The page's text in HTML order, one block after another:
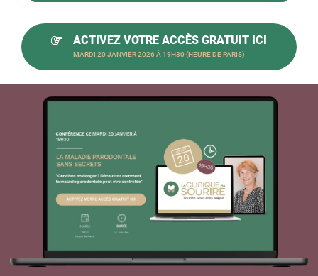
ACTIVEZ VOTRE ACCÈS GRATUIT ICI
MARDI 20 JANVIER 2026 À 19H30 (HEURE DE PARIS)